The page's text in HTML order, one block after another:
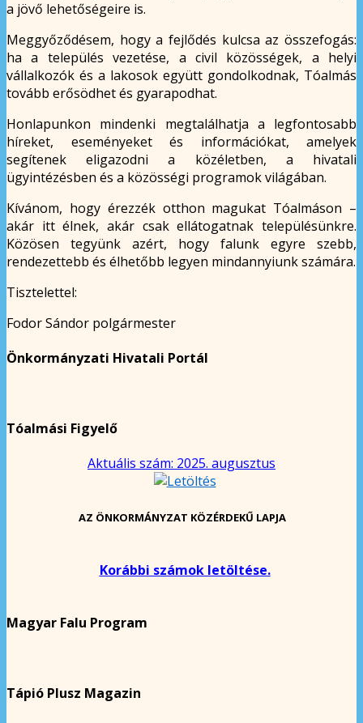
a jövő lehetőségeire is.
Meggyőződésem, hogy a fejlődés kulcsa az összefogás:
ha a település vezetése, a civil közösségek, a helyi
vállalkozók és a lakosok együtt gondolkodnak, Tóalmás
tovább erősödhet és gyarapodhat.
Honlapunkon mindenki megtalálhatja a legfontosabb
híreket, eseményeket és információkat, amelyek
segítenek eligazodni a közéletben, a hivatali
ügyintézésben és a közösségi programok világában.
Kívánom, hogy érezzék otthon magukat Tóalmáson –
akár itt élnek, akár csak ellátogatnak településünkre.
Közösen tegyünk azért, hogy falunk egyre szebb,
rendezettebb és élhetőbb legyen mindannyiunk számára.
Tisztelettel:
Fodor Sándor polgármester
Önkormányzati Hivatali Portál
Tóalmási Figyelő
Aktuális szám: 2025. augusztus
AZ ÖNKORMÁNYZAT KÖZÉRDEKŰ LAPJA
Korábbi számok letöltése.
Magyar Falu Program
Tápió Plusz Magazin